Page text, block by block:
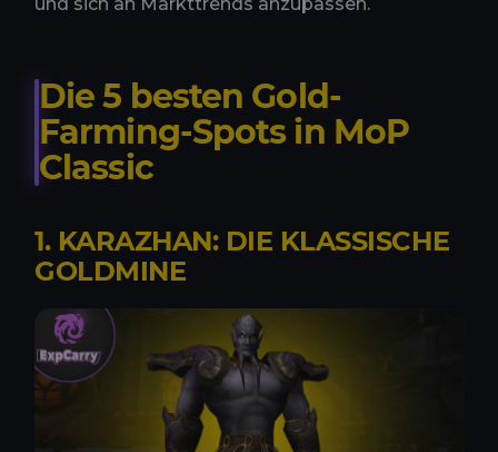
Die 5 besten Gold-
Farming-Spots in MoP
Classic
1. KARAZHAN: DIE KLASSISCHE
GOLDMINE